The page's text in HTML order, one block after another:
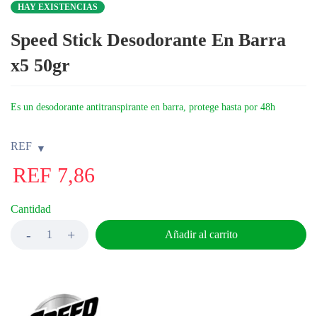
HAY EXISTENCIAS
Speed Stick Desodorante En Barra
x5 50gr
Es un desodorante antitranspirante en barra, protege hasta por 48h
REF
REF 7,86
Cantidad
Añadir al carrito